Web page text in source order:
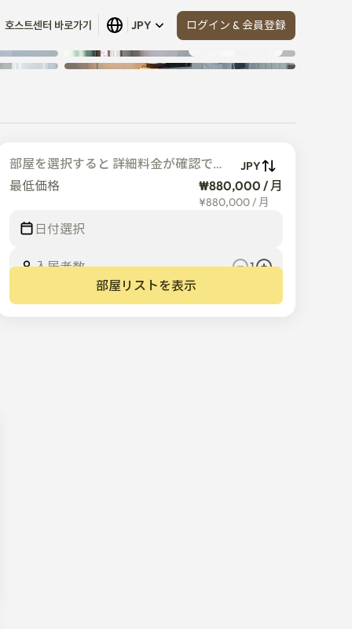
호스트센터 바로가기 JPY
ログイン & 会員登録
すべて見る (7)
部屋を選択すると 詳細料金が確認でき
ます
JPY
最低価格 ₩880,000 / 月
¥880,000/ 月
日付選択
入居者数
1
部屋リストを表示